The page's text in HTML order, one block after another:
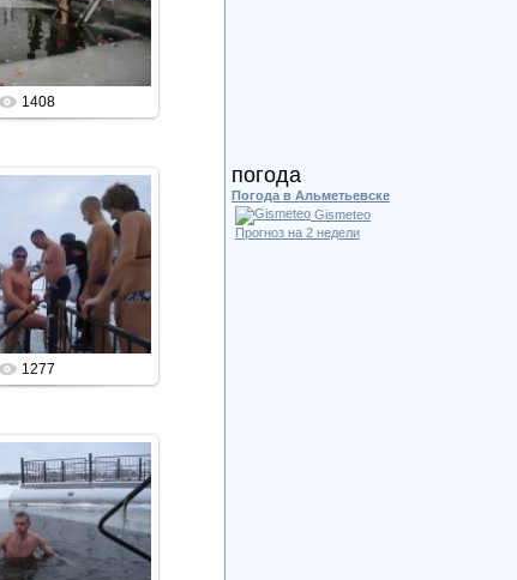
Admin
1408
04.12.2013
Admin
1277
04.12.2013
Admin
погода
Погода в Альметьевске
Gismeteo
Прогноз на 2 недели